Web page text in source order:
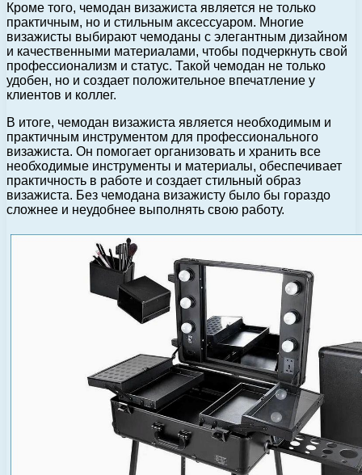
Кроме того, чемодан визажиста является не только
практичным, но и стильным аксессуаром. Многие
визажисты выбирают чемоданы с элегантным дизайном
и качественными материалами, чтобы подчеркнуть свой
профессионализм и статус. Такой чемодан не только
удобен, но и создает положительное впечатление у
клиентов и коллег.
В итоге, чемодан визажиста является необходимым и
практичным инструментом для профессионального
визажиста. Он помогает организовать и хранить все
необходимые инструменты и материалы, обеспечивает
практичность в работе и создает стильный образ
визажиста. Без чемодана визажисту было бы гораздо
сложнее и неудобнее выполнять свою работу.